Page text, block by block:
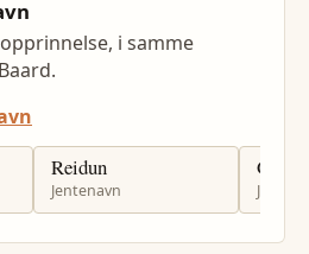
i samme
Reidun
Jentenavn
Gro